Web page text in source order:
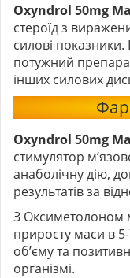
Oxyndrol 50mg
стероїд з
силові
потужний
інших силових
Oxyndrol 50mg
стимулятор
анаболічну дію,
результатів за
З Оксиметолоном
приросту маси в
об’єму та
організмі.